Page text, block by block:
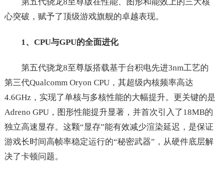
心突破，赋予了顶级游戏旗舰的卓越表现。
1、CPU与GPU的全面进化
第五代骁龙8至尊版搭载基于台积电先进3nm工艺的
第三代Qualcomm Oryon CPU，其超级内核频率高达
4.6GHz，实现了单核与多核性能的大幅提升。更关键的是
Adreno GPU，图形性能提升显著，并首次引入了18MB的
独立高速显存。这颗“显存”能有效减少渲染延迟，是保证
游戏长时间高帧率稳定运行的“秘密武器”，从硬件底层解
决了卡顿问题。